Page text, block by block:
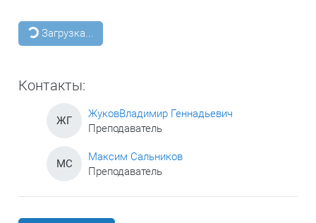
БлокиЗагрузка...
Контакты:
ЖГ
ЖуковВладимир Геннадьевич
Преподаватель
МС
Максим Сальников
Преподаватель